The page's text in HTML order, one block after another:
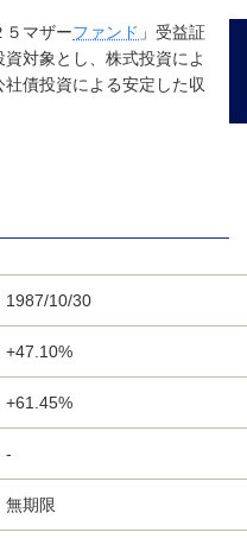
５マザーファンド 」受益証
資対象とし、株式投資によ
債投資による安定した収
1987/10/30
+47.10%
+61.45%
-
無期限